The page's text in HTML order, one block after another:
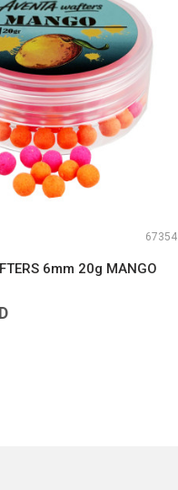
67354
6mm 20g MANGO